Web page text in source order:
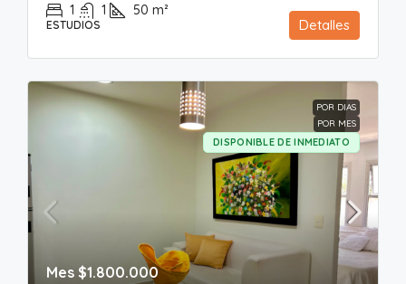
1 1 50 m²
ESTUDIOS Detalles
POR DIAS
POR MES
DISPONIBLE DE INMEDIATO
Mes $1.800.000